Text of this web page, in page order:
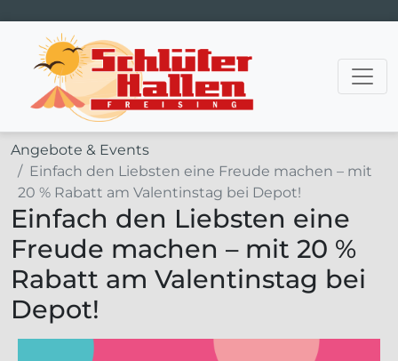
Hauptnavigation
Angebote & Events
Einfach den Liebsten eine Freude machen – mit
20 % Rabatt am Valentinstag bei Depot!
Einfach den Liebsten eine
Freude machen – mit 20 %
Rabatt am Valentinstag bei
Depot!